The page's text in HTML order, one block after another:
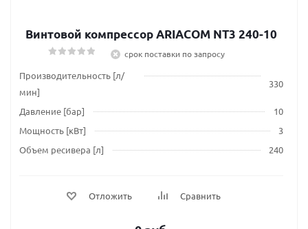
Винтовой компрессор ARIACOM NT3 240-10
срок поставки по запросу
Производительность [л/
мин]
330
Давление [бар]
10
Мощность [кВт]
3
Объем ресивера [л]
240
Отложить Сравнить